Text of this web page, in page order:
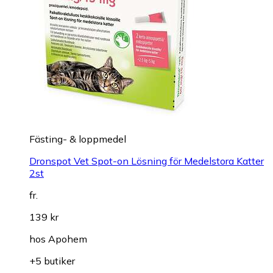
Fästing- & loppmedel
Dronspot Vet Spot-on Lösning för Medelstora Katter
2st
fr.
139 kr
hos Apohem
+5 butiker